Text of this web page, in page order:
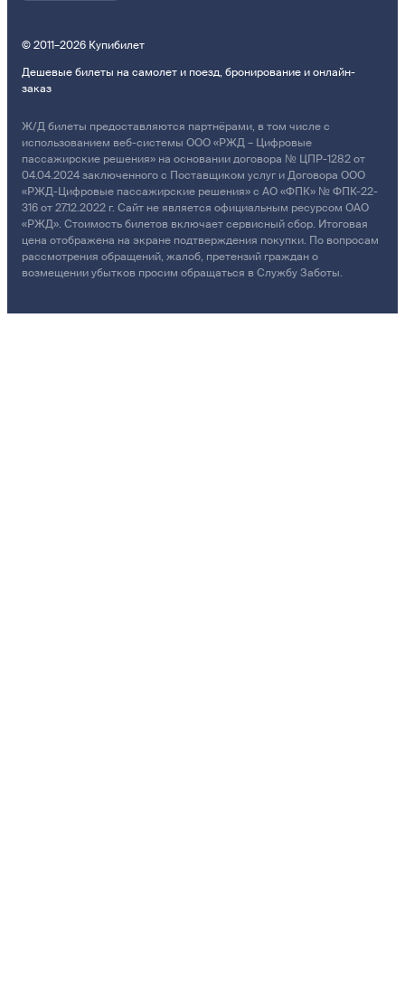
© 2011–2026 Купибилет
Дешевые билеты на самолет и поезд, бронирование и онлайн-
заказ
Ж/Д билеты предоставляются партнёрами, в том числе с
использованием веб-системы ООО «РЖД – Цифровые
пассажирские решения» на основании договора № ЦПР-1282 от
04.04.2024 заключенного с Поставщиком услуг и Договора ООО
«РЖД-Цифровые пассажирские решения» с АО «ФПК» № ФПК-22-
316 от 27.12.2022 г. Сайт не является официальным ресурсом ОАО
«РЖД». Стоимость билетов включает сервисный сбор. Итоговая
цена отображена на экране подтверждения покупки. По вопросам
рассмотрения обращений, жалоб, претензий граждан о
возмещении убытков просим обращаться в Службу Заботы.